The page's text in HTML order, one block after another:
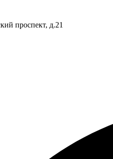
проспект, д.21